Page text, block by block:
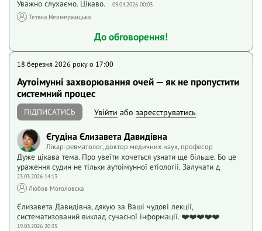
Уважно слухаємо. Цікаво. 09.04.2026 00:03
Тетяна Невмержицька
До обговорення!
18 березня 2026 року o 17:00
Аутоімунні захворювання очей — як не пропустити
системний процес
ПІДПИСАТИСЬ Увійти або зареєструватись
Єгудіна Єлизавета Давидівна
Лікар-ревматолог, доктор медичних наук, професор
Дуже цікава тема. Про увеїти хочеться узнати ще більше. Бо це
ураження судин не тільки аутоімунної етіології. Залучати д
23.03.2026 14:13
Любов Моголовска
Єлизавета Давидівна, дякую за Ваші чудові лекції,
систематизований виклад сучасної інформації. ❤️❤️❤️❤️❤️
19.03.2026 20:35